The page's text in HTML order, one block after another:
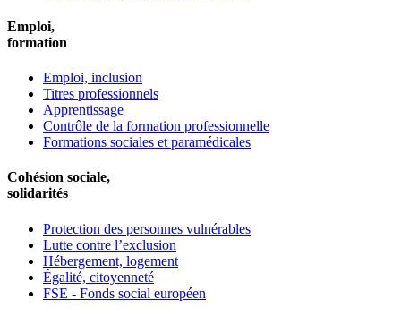
Emploi,
formation
Emploi, inclusion
Titres professionnels
Apprentissage
Contrôle de la formation professionnelle
Formations sociales et paramédicales
Cohésion sociale,
solidarités
Protection des personnes vulnérables
Lutte contre l’exclusion
Hébergement, logement
Égalité, citoyenneté
FSE - Fonds social européen